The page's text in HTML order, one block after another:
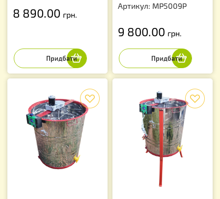
8 890.00 грн.
Артикул: MP5009P
9 800.00 грн.